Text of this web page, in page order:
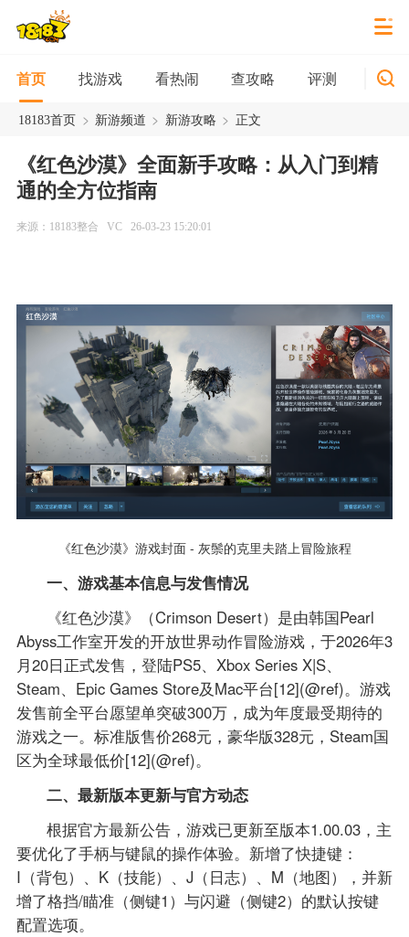
首页 找游戏 看热闹 查攻略 评测 新游
18183首页 > 新游频道 > 新游攻略 > 正文
《红色沙漠》全面新手攻略：从入门到精
通的全方位指南
来源：18183整合 VC 26-03-23 15:20:01
《红色沙漠》游戏封面 - 灰鬃的克里夫踏上冒险旅程
一、游戏基本信息与发售情况
《红色沙漠》（Crimson Desert）是由韩国Pearl
Abyss工作室开发的开放世界动作冒险游戏，于2026年3
月20日正式发售，登陆PS5、Xbox Series X|S、
Steam、Epic Games Store及Mac平台[12](@ref)。游戏
发售前全平台愿望单突破300万，成为年度最受期待的
游戏之一。标准版售价268元，豪华版328元，Steam国
区为全球最低价[12](@ref)。
二、最新版本更新与官方动态
根据官方最新公告，游戏已更新至版本1.00.03，主
要优化了手柄与键鼠的操作体验。新增了快捷键：
I（背包）、K（技能）、J（日志）、M（地图），并新
增了格挡/瞄准（侧键1）与闪避（侧键2）的默认按键
配置选项。